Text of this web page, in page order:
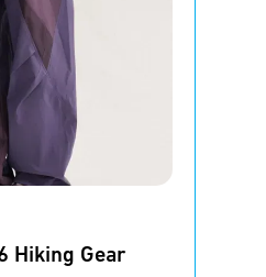
Hiking Gear